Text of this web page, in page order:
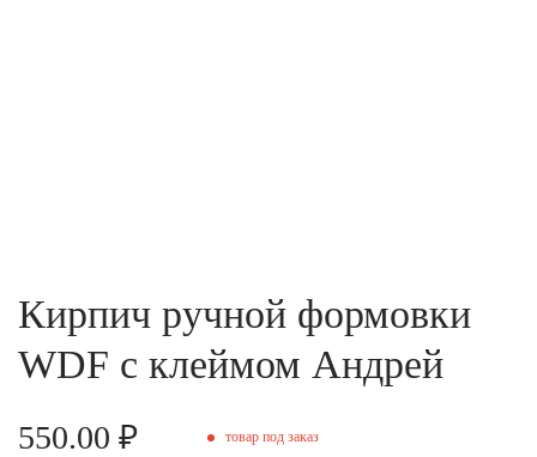
Кирпич ручной формовки
WDF с клеймом Андрей
550.00 ₽ товар под заказ